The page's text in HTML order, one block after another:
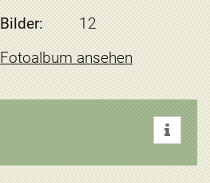
Bilder:
12
Fotoalbum ansehen